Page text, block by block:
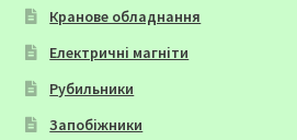
Кранове обладнання
Електричні магніти
Рубильники
Запобіжники